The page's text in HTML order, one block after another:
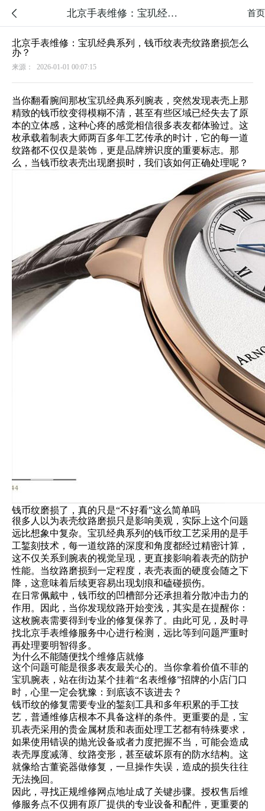
 首页
北京手表维修：宝玑经典系列，钱币纹表壳纹路磨损怎么办？
北京手表维修：宝玑经典系列，钱币纹表壳纹路磨损怎么
办？
来源： 2026-01-01 00:07:15
当你翻看腕间那枚宝玑经典系列腕表，突然发现表壳上那
精致的钱币纹变得模糊不清，甚至有些区域已经失去了原
本的立体感，这种心疼的感觉相信很多表友都体验过。这
枚承载着制表大师两百多年工艺传承的时计，它的每一道
纹路都不仅仅是装饰，更是品牌辨识度的重要标志。那
么，当钱币纹表壳出现磨损时，我们该如何正确处理呢？
钱币纹磨损了，真的只是“不好看”这么简单吗
很多人以为表壳纹路磨损只是影响美观，实际上这个问题
远比想象中复杂。宝玑经典系列的钱币纹工艺采用的是手
工錾刻技术，每一道纹路的深度和角度都经过精密计算，
这不仅关系到腕表的视觉呈现，更直接影响着表壳的防护
性能。当纹路磨损到一定程度，表壳表面的硬度会随之下
降，这意味着后续更容易出现划痕和磕碰损伤。
在日常佩戴中，钱币纹的凹槽部分还承担着分散冲击力的
作用。因此，当你发现纹路开始变浅，其实是在提醒你：
这枚腕表需要得到专业的修复保养了。由此可见，及时寻
找北京手表维修服务中心进行检测，远比等到问题严重时
再处理要明智得多。
为什么不能随便找个维修店就修
这个问题可能是很多表友最关心的。当你拿着价值不菲的
宝玑腕表，站在街边某个挂着“名表维修”招牌的小店门口
时，心里一定会犹豫：到底该不该进去？
钱币纹的修复需要专业的錾刻工具和多年积累的手工技
艺，普通维修店根本不具备这样的条件。更重要的是，宝
玑表壳采用的贵金属材质和表面处理工艺都有特殊要求，
如果使用错误的抛光设备或者力度把握不当，可能会造成
表壳厚度减薄、纹路变形，甚至破坏原有的防水结构。这
就像给古董瓷器做修复，一旦操作失误，造成的损失往往
无法挽回。
因此，寻找正规维修网点地址成了关键步骤。授权售后维
修服务点不仅拥有原厂提供的专业设备和配件，更重要的